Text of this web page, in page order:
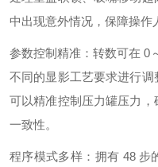
中出现意外情况，保障操作
参数控制精准：转数可在 0
不同的显影工艺要求进行
可以精准控制压力罐压力
一致性。
程序模式多样：拥有 48 步